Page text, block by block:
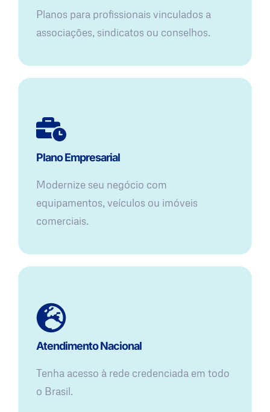
Planos para profissionais vinculados a
associações, sindicatos ou conselhos.
Plano Empresarial
Modernize seu negócio com
equipamentos, veículos ou imóveis
comerciais.
Atendimento Nacional
Tenha acesso à rede credenciada em todo
o Brasil.